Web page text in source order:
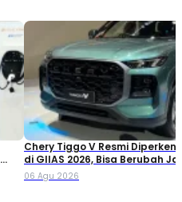
Chery Tiggo V Resmi
di GIIAS 2026, Bisa Berubah
Double Cabin
06 Agu 2026